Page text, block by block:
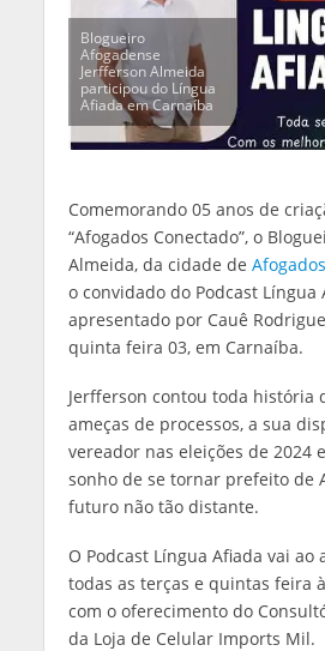
Blogueiro
Afogadense
Jerfferson Almeida
participou do Língua
Afiada em Carnaíba
Comemorando 05 anos de
“Afogados Conectado”, o
Almeida, da cidade de
o convidado do Podcast Língua
apresentado por Cauê
quinta feira 03, em Carnaíba.
Jerfferson contou toda história
ameças de processos, a sua
vereador nas eleições de 2024
sonho de se tornar prefeito de
futuro não tão distante.
O Podcast Língua Afiada vai ao
todas as terças e quintas feira
com o oferecimento do
da Loja de Celular Imports Mil.